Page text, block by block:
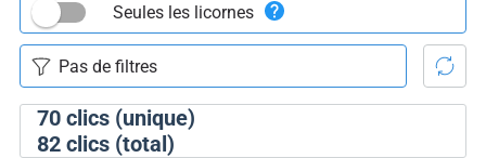
70clics (unique)
82clics (total)
Seules les licornes